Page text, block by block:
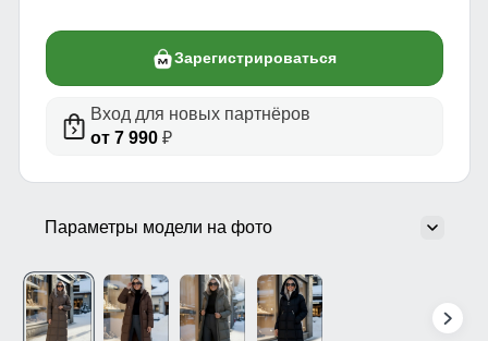
Зарегистрироваться
Вход для новых партнёров
от 7 990₽
Параметры модели на фото